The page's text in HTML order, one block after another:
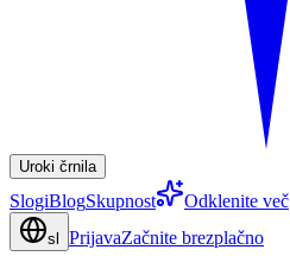
Uroki črnila
SlogiBlogSkupnost Odklenite več
sl PrijavaZačnite brezplačno